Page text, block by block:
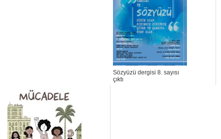
Sözyüzü dergisi 8. sayısı
çıktı